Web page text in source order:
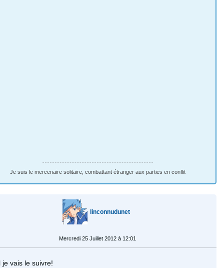
Je suis le mercenaire solitaire, combattant étranger aux parties en conflit
linconnudunet
Mercredi 25 Juillet 2012 à 12:01
je vais le suivre!